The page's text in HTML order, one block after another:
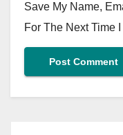
Save My Name,
For The Next Time